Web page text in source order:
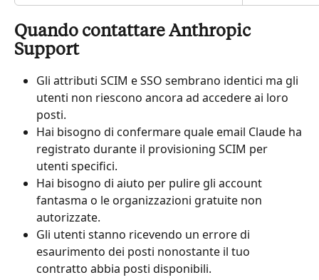
Quando contattare Anthropic
Support
Gli attributi SCIM e SSO sembrano identici ma gli
utenti non riescono ancora ad accedere ai loro
posti.
Hai bisogno di confermare quale email Claude ha
registrato durante il provisioning SCIM per
utenti specifici.
Hai bisogno di aiuto per pulire gli account
fantasma o le organizzazioni gratuite non
autorizzate.
Gli utenti stanno ricevendo un errore di
esaurimento dei posti nonostante il tuo
contratto abbia posti disponibili.